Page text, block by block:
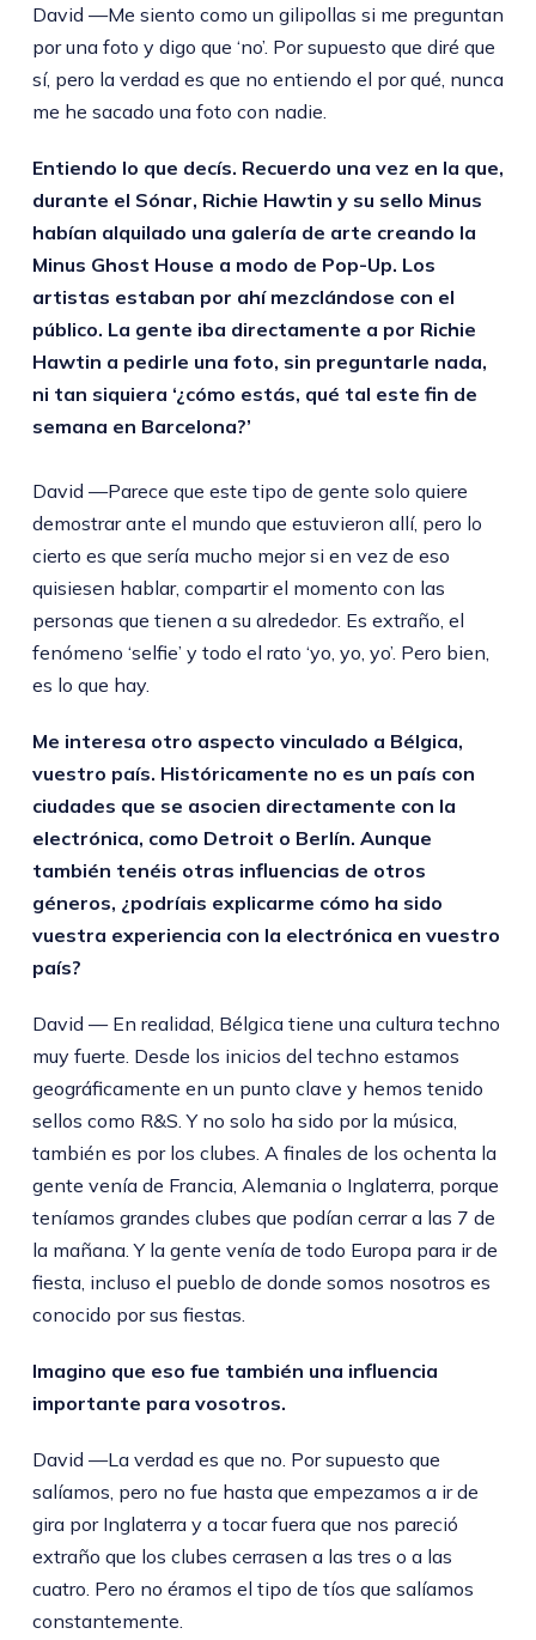
David —Me siento como un gilipollas si me preguntan
por una foto y digo que ‘no’. Por supuesto que diré que
sí, pero la verdad es que no entiendo el por qué, nunca
me he sacado una foto con nadie.
Entiendo lo que decís. Recuerdo una vez en la que,
durante el Sónar, Richie Hawtin y su sello Minus
habían alquilado una galería de arte creando la
Minus Ghost House a modo de Pop-Up. Los
artistas estaban por ahí mezclándose con el
público. La gente iba directamente a por Richie
Hawtin a pedirle una foto, sin preguntarle nada,
ni tan siquiera ‘¿cómo estás, qué tal este fin de
semana en Barcelona?’
David —Parece que este tipo de gente solo quiere
demostrar ante el mundo que estuvieron allí, pero lo
cierto es que sería mucho mejor si en vez de eso
quisiesen hablar, compartir el momento con las
personas que tienen a su alrededor. Es extraño, el
fenómeno ‘selfie’ y todo el rato ‘yo, yo, yo’. Pero bien,
es lo que hay.
Me interesa otro aspecto vinculado a Bélgica,
vuestro país. Históricamente no es un país con
ciudades que se asocien directamente con la
electrónica, como Detroit o Berlín. Aunque
también tenéis otras influencias de otros
géneros, ¿podríais explicarme cómo ha sido
vuestra experiencia con la electrónica en vuestro
país?
David — En realidad, Bélgica tiene una cultura techno
muy fuerte. Desde los inicios del techno estamos
geográficamente en un punto clave y hemos tenido
sellos como R&S. Y no solo ha sido por la música,
también es por los clubes. A finales de los ochenta la
gente venía de Francia, Alemania o Inglaterra, porque
teníamos grandes clubes que podían cerrar a las 7 de
la mañana. Y la gente venía de todo Europa para ir de
fiesta, incluso el pueblo de donde somos nosotros es
conocido por sus fiestas.
Imagino que eso fue también una influencia
importante para vosotros.
David —La verdad es que no. Por supuesto que
salíamos, pero no fue hasta que empezamos a ir de
gira por Inglaterra y a tocar fuera que nos pareció
extraño que los clubes cerrasen a las tres o a las
cuatro. Pero no éramos el tipo de tíos que salíamos
constantemente.